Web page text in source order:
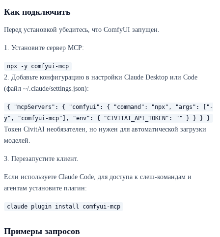
Как подключить
Перед установкой убедитесь, что ComfyUI запущен.
1. Установите сервер MCP:
npx -y comfyui-mcp
2. Добавьте конфигурацию в настройки Claude Desktop или Code
(файл ~/.claude/settings.json):
{ "mcpServers": { "comfyui": { "command": "npx", "args": ["-
y", "comfyui-mcp"], "env": { "CIVITAI_API_TOKEN": "" } } } }
Токен CivitAI необязателен, но нужен для автоматической загрузки
моделей.
3. Перезапустите клиент.
Если используете Claude Code, для доступа к слеш-командам и
агентам установите плагин:
claude plugin install comfyui-mcp
Примеры запросов